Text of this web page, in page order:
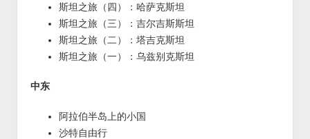
斯坦之旅（四）：哈萨克斯坦
斯坦之旅（三）：吉尔吉斯斯坦
斯坦之旅（二）：塔吉克斯坦
斯坦之旅（一）：乌兹别克斯坦
中东
阿拉伯半岛上的小国
沙特自由行